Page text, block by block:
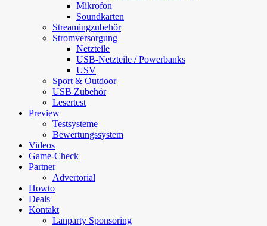
Mikrofon
Soundkarten
Streamingzubehör
Stromversorgung
Netzteile
USB-Netzteile / Powerbanks
USV
Sport & Outdoor
USB Zubehör
Lesertest
Preview
Testsysteme
Bewertungssystem
Videos
Game-Check
Partner
Advertorial
Howto
Deals
Kontakt
Lanparty Sponsoring